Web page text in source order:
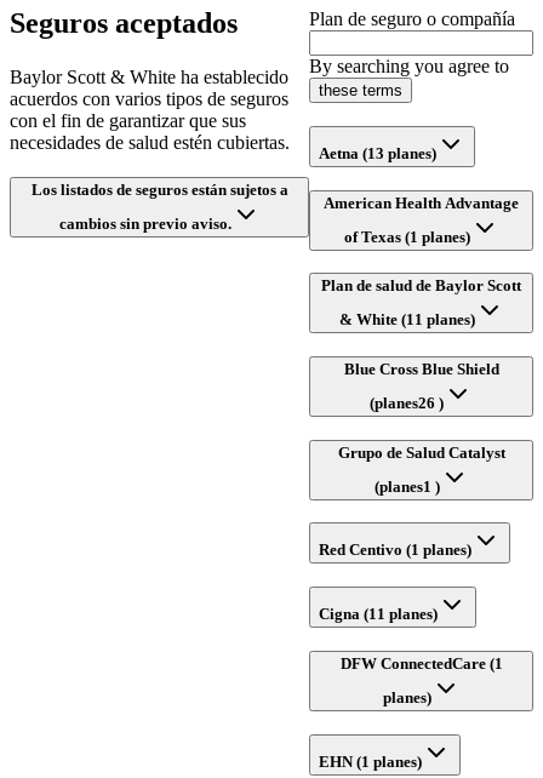
Seguros aceptados
Baylor Scott & White ha establecido
acuerdos con varios tipos de seguros
con el fin de garantizar que sus
necesidades de salud estén cubiertas.
Los listados de seguros están sujetos a
cambios sin previo aviso.
Plan de seguro o compañía
By searching you agree to
these terms
Aetna (13 planes)
American Health Advantage
of Texas (1 planes)
Plan de salud de Baylor Scott
& White (11 planes)
Blue Cross Blue Shield
(planes26 )
Grupo de Salud Catalyst
(planes1 )
Red Centivo (1 planes)
Cigna (11 planes)
DFW ConnectedCare (1
planes)
EHN (1 planes)